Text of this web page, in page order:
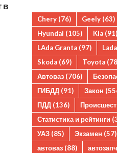
в
Chery (76) Geely (63)
Hyundai (105) Kia (91)
LAda Granta (97)
Skoda (69) Toyota
Автоваз (706)
ГИБДД (91) Закон
ПДД (136)
Статистика и рейтинги
УАЗ (85) Экзамен (57)
автоваз (88)